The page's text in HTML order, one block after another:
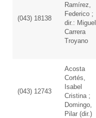
(043) 18138
Ramírez,
Federico ;
dir.: Miguel
Carrera
Troyano
(043) 12743
Acosta
Cortés,
Isabel
Cristina ;
Domingo,
Pilar (dir.)